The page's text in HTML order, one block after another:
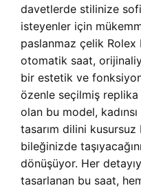
davetlerde stilinize
isteyenler için
paslanmaz çelik
otomatik saat,
bir estetik ve
özenle seçilmiş
olan bu model,
tasarım dilini
bileğinizde
dönüşüyor. Her
tasarlanan bu saat,